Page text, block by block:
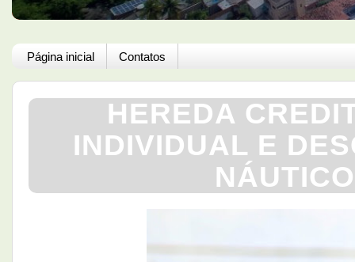
Página inicial Contatos
HEREDA
INDIVIDUAL E